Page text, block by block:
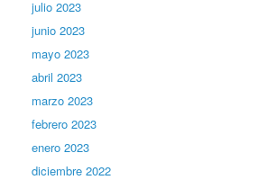
julio 2023
junio 2023
mayo 2023
abril 2023
marzo 2023
febrero 2023
enero 2023
diciembre 2022